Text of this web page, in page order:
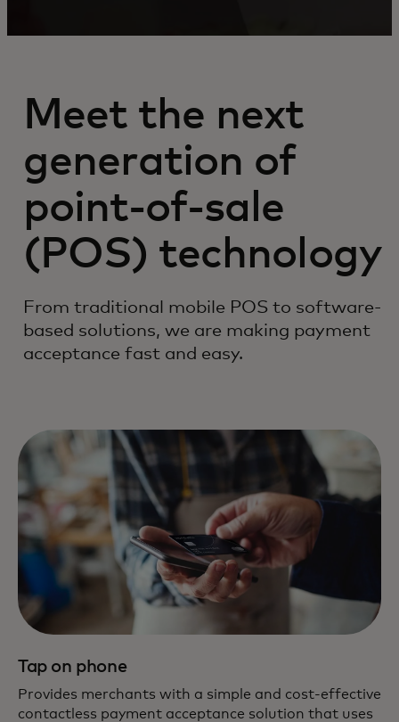
Meet the next
generation of
point-of-sale
(POS) technology
From traditional mobile POS to software-
based solutions, we are making payment
acceptance fast and easy.
Tap on phone
Provides merchants with a simple and cost-effective
contactless payment acceptance solution that uses